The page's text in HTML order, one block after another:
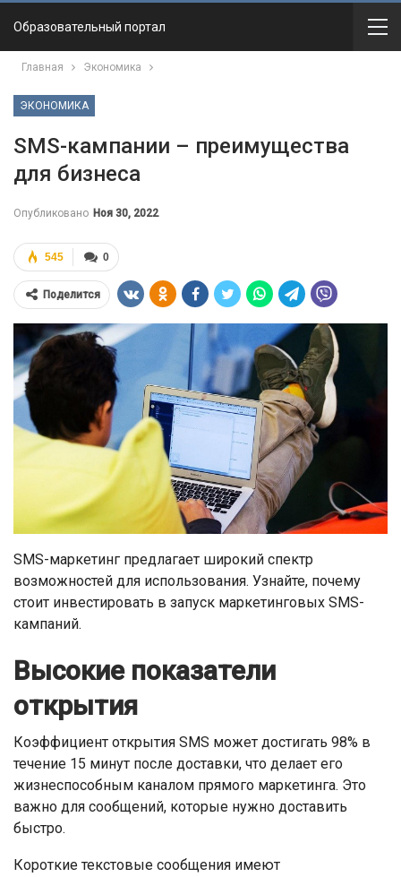
Образовательный портал
Главная Экономика
ЭКОНОМИКА
SMS-кампании – преимущества
для бизнеса
Опубликовано Ноя 30, 2022
0
545
Поделится
SMS-маркетинг предлагает широкий спектр
возможностей для использования. Узнайте, почему
стоит инвестировать в запуск маркетинговых SMS-
кампаний.
Высокие показатели
открытия
Коэффициент открытия SMS может достигать 98% в
течение 15 минут после доставки, что делает его
жизнеспособным каналом прямого маркетинга. Это
важно для сообщений, которые нужно доставить
быстро.
Короткие текстовые сообщения имеют